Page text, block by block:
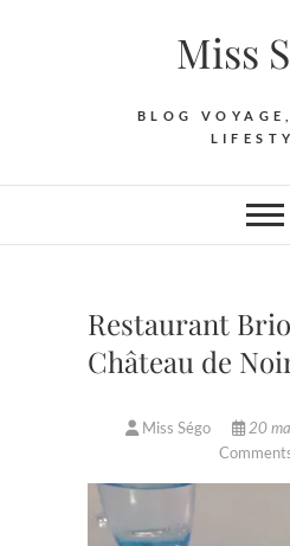
Miss
BLOG
Restaurant
Château de
Miss Ségo 20